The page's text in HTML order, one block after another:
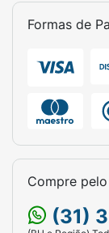
Formas de
Compre pelo
(31)